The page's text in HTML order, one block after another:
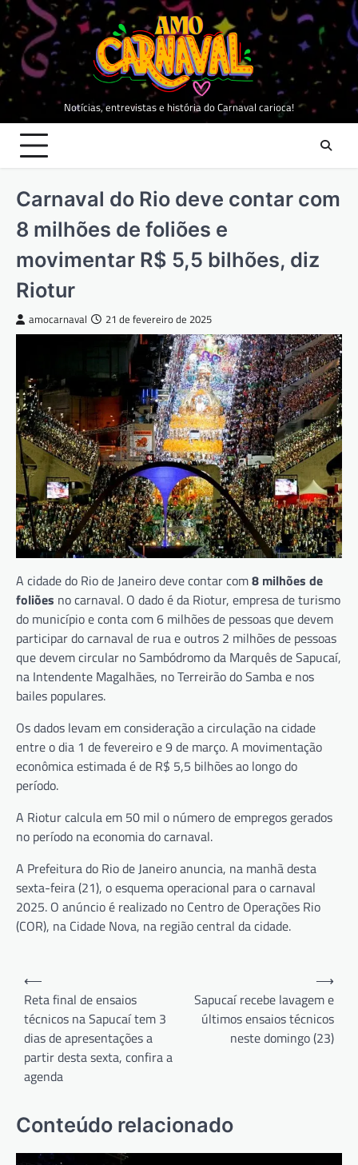
Skip
content
Notícias, entrevistas e história do Carnaval carioca!
Carnaval do Rio deve contar com
8 milhões de foliões e
movimentar R$ 5,5 bilhões, diz
Riotur
amocarnaval 21 de fevereiro de 2025
A cidade do Rio de Janeiro deve contar com8 milhões de
foliões no carnaval. O dado é da Riotur, empresa de turismo
do município e conta com 6 milhões de pessoas que devem
participar do carnaval de rua e outros 2 milhões de pessoas
que devem circular no Sambódromo da Marquês de Sapucaí,
na Intendente Magalhães, no Terreirão do Samba e nos
bailes populares.
Os dados levam em consideração a circulação na cidade
entre o dia 1 de fevereiro e 9 de março. A movimentação
econômica estimada é de R$ 5,5 bilhões ao longo do
período.
A Riotur calcula em 50 mil o número de empregos gerados
no período na economia do carnaval.
A Prefeitura do Rio de Janeiro anuncia, na manhã desta
sexta-feira (21), o esquema operacional para o carnaval
2025. O anúncio é realizado no Centro de Operações Rio
(COR), na Cidade Nova, na região central da cidade.
Navegação
de
Post
⟵
Reta final de ensaios
técnicos na Sapucaí tem 3
dias de apresentações a
partir desta sexta, confira a
agenda
Sapucaí recebe lavagem e
últimos ensaios técnicos
neste domingo (23)
⟶
Conteúdo relacionado